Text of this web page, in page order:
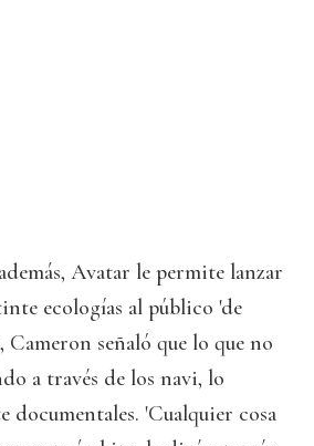
Avatar le permite lanzar
ecologías al público 'de
señaló que lo que no
a través de los navi, lo
documentales. 'Cualquier cosa